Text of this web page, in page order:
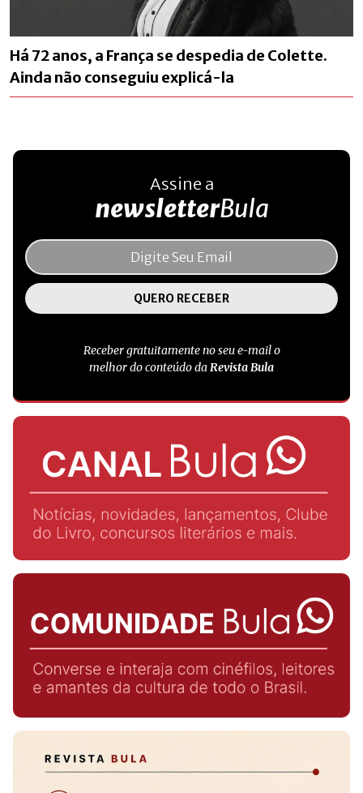
Há 72 anos, a França se despedia de Colette.
Ainda não conseguiu explicá-la
Assine a
newsletterBula
Receber gratuitamente no seu e-mail o
melhor do conteúdo daRevista Bula